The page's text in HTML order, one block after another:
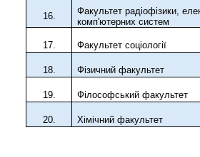
16.
Факультет радіофізики,
комп'ютерних систем
17. Факультет соціології
18. Фізичний факультет
19. Філософський факультет
20. Хімічний факультет